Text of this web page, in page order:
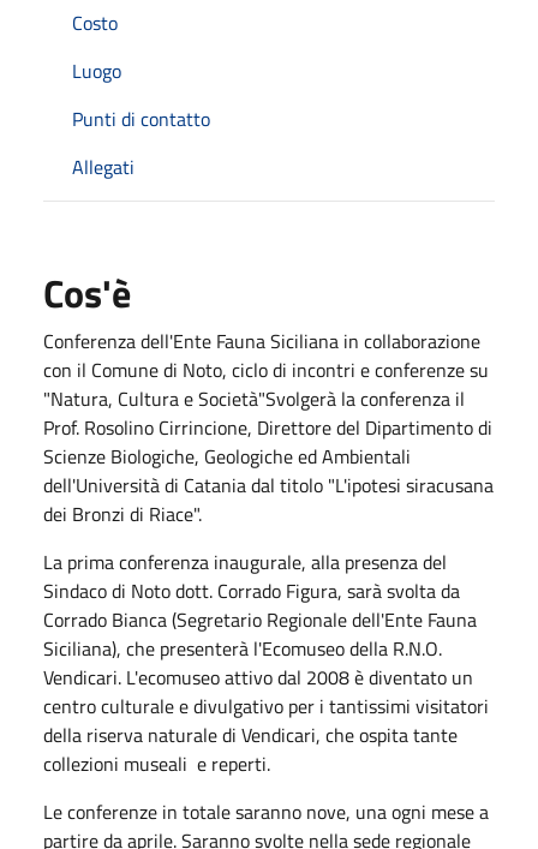
Costo
Luogo
Punti di contatto
Allegati
Cos'è
Conferenza dell'Ente Fauna Siciliana in collaborazione
con il Comune di Noto, ciclo di incontri e conferenze su
"Natura, Cultura e Società"Svolgerà la conferenza il
Prof. Rosolino Cirrincione, Direttore del Dipartimento di
Scienze Biologiche, Geologiche ed Ambientali
dell'Università di Catania dal titolo "L'ipotesi siracusana
dei Bronzi di Riace".
La prima conferenza inaugurale, alla presenza del
Sindaco di Noto dott. Corrado Figura, sarà svolta da
Corrado Bianca (Segretario Regionale dell'Ente Fauna
Siciliana), che presenterà l'Ecomuseo della R.N.O.
Vendicari. L'ecomuseo attivo dal 2008 è diventato un
centro culturale e divulgativo per i tantissimi visitatori
della riserva naturale di Vendicari, che ospita tante
collezioni museali e reperti.
Le conferenze in totale saranno nove, una ogni mese a
partire da aprile. Saranno svolte nella sede regionale